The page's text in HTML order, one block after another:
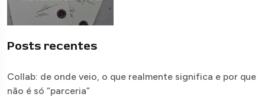
Posts recentes
Collab: de onde veio, o que realmente significa e por que
não é só “parceria”